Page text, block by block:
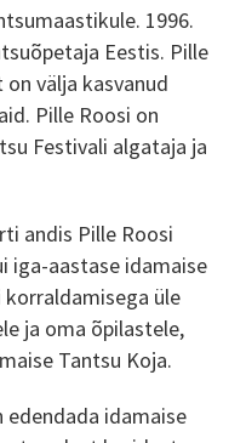
1996.
Eestis. Pille
välja kasvanud
Pille Roosi on
Festivali algataja ja
andis Pille Roosi
iga-aastase idamaise
üle
ja oma õpilastele,
Tantsu Koja.
edendada idamaise